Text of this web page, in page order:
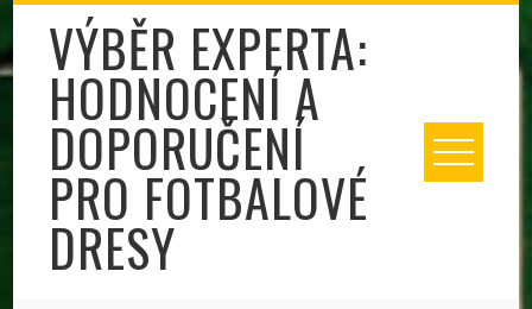
to
contentVÝBĚR EXPERTA:
HODNOCENÍ A
DOPORUČENÍ
PRO FOTBALOVÉ
DRESY